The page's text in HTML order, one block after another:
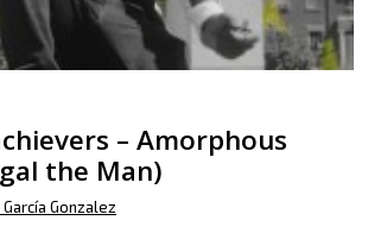
– Amorphous
the Man)
García Gonzalez